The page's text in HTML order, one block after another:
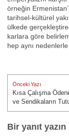
örneğin
tarihsel-kültürel
ülkede
karlara göre
hep aynı
Yazı
gezinmesi
Önceki Yazı
Önceki Yazı:
Kısa Çalışma
ve Sendikaların
Bir yanıt yazın